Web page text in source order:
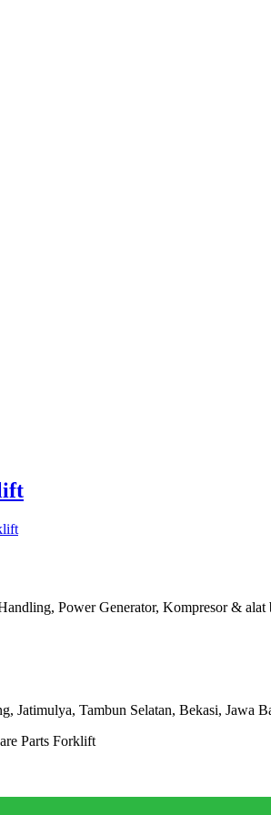
Power Generator, Kompresor &
Jatimulya, Tambun Selatan, Bekasi, Jawa
Parts Forklift